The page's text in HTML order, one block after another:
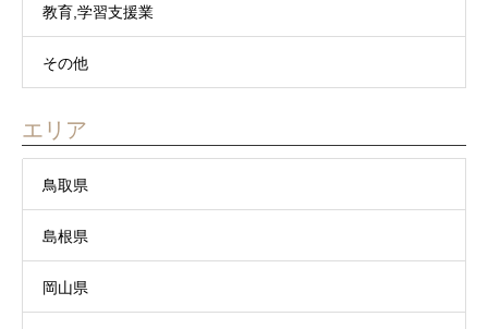
教育,学習支援業
その他
エリア
鳥取県
島根県
岡山県